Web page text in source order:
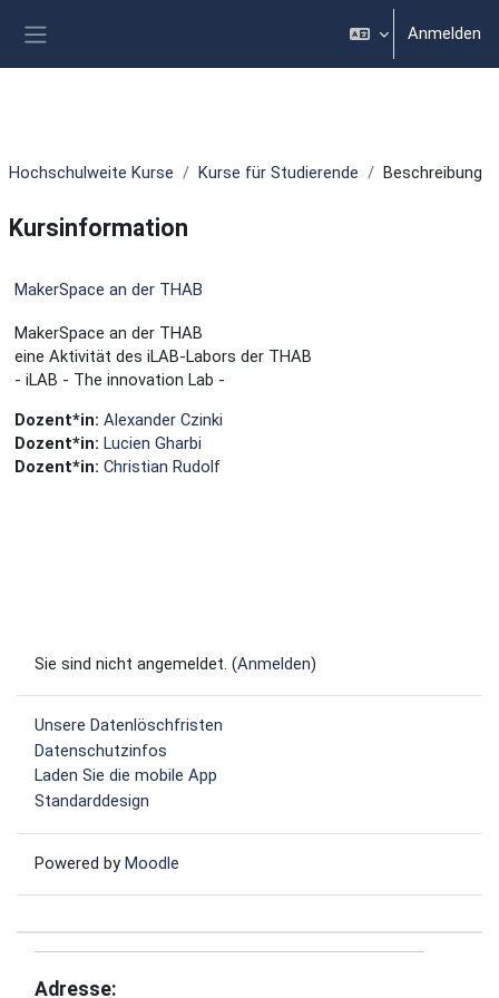
Anmelden
Hochschulweite Kurse Kurse für Studierende Beschreibung
Kursinformation
MakerSpace an der THAB
MakerSpace an der THAB
eine Aktivität des iLAB-Labors der THAB
- iLAB - The innovation Lab -
Dozent*in: Alexander Czinki
Dozent*in: Lucien Gharbi
Dozent*in: Christian Rudolf
Sie sind nicht angemeldet. (Anmelden)
Unsere Datenlöschfristen
Datenschutzinfos
Laden Sie die mobile App
Standarddesign
Powered by Moodle
Adresse: